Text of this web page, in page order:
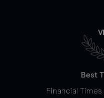
Best
Financial